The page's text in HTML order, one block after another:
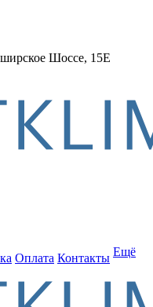
Шоссе, 15Е
Оплата Контакты Ещё